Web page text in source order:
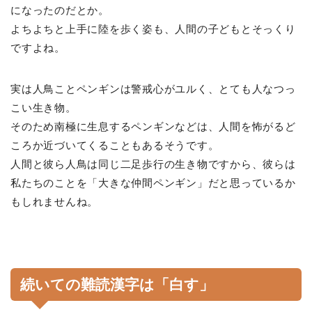
になったのだとか。
よちよちと上手に陸を歩く姿も、人間の子どもとそっくり
ですよね。
実は人鳥ことペンギンは警戒心がユルく、とても人なつっ
こい生き物。
そのため南極に生息するペンギンなどは、人間を怖がるど
ころか近づいてくることもあるそうです。
人間と彼ら人鳥は同じ二足歩行の生き物ですから、彼らは
私たちのことを「大きな仲間ペンギン」だと思っているか
もしれませんね。
続いての難読漢字は「白す」